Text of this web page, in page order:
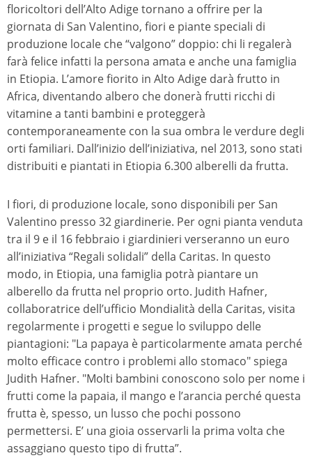
floricoltori dell’Alto Adige tornano a offrire per la
giornata di San Valentino, fiori e piante speciali di
produzione locale che “valgono” doppio: chi li regalerà
farà felice infatti la persona amata e anche una famiglia
in Etiopia. L’amore fiorito in Alto Adige darà frutto in
Africa, diventando albero che donerà frutti ricchi di
vitamine a tanti bambini e proteggerà
contemporaneamente con la sua ombra le verdure degli
orti familiari. Dall’inizio dell’iniziativa, nel 2013, sono stati
distribuiti e piantati in Etiopia 6.300 alberelli da frutta.
I fiori, di produzione locale, sono disponibili per San
Valentino presso 32 giardinerie. Per ogni pianta venduta
tra il 9 e il 16 febbraio i giardinieri verseranno un euro
all’iniziativa “Regali solidali” della Caritas. In questo
modo, in Etiopia, una famiglia potrà piantare un
alberello da frutta nel proprio orto. Judith Hafner,
collaboratrice dell’ufficio Mondialità della Caritas, visita
regolarmente i progetti e segue lo sviluppo delle
piantagioni: "La papaya è particolarmente amata perché
molto efficace contro i problemi allo stomaco" spiega
Judith Hafner. "Molti bambini conoscono solo per nome i
frutti come la papaia, il mango e l’arancia perché questa
frutta è, spesso, un lusso che pochi possono
permettersi. E’ una gioia osservarli la prima volta che
assaggiano questo tipo di frutta”.